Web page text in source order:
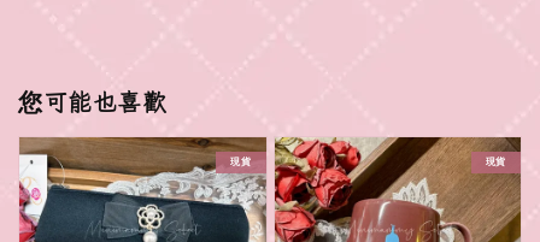
您可能也喜歡
現貨 現貨